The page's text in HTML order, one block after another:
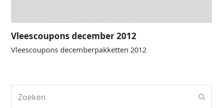
Vleescoupons december 2012
Vleescoupons decemberpakketten 2012